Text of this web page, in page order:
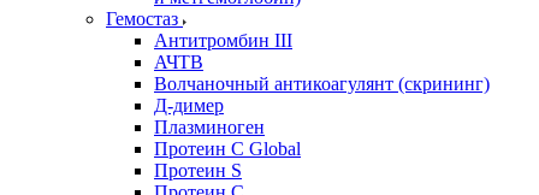
Гемостаз
Антитромбин III
АЧТВ
Волчаночный антикоагулянт (скрининг)
Д-димер
Плазминоген
Протеин C Global
Протеин S